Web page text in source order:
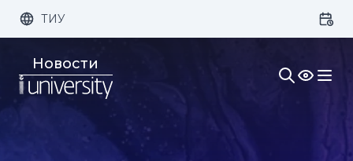
Размер шрифта: Цвет:
Изображения:
Озвучивание:
ТИУ
Новости